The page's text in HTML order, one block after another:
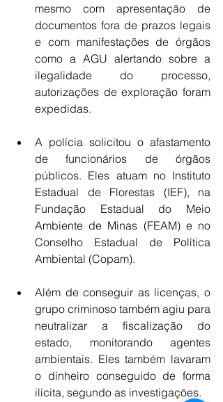
mesmo com apresentação de
documentos fora de prazos legais
e com manifestações de órgãos
como a AGU alertando sobre a
ilegalidade do processo,
autorizações de exploração foram
expedidas.
A polícia solicitou o afastamento
de funcionários de órgãos
públicos. Eles atuam no Instituto
Estadual de Florestas (IEF), na
Fundação Estadual do Meio
Ambiente de Minas (FEAM) e no
Conselho Estadual de Política
Ambiental (Copam).
Além de conseguir as licenças, o
grupo criminoso também agiu para
neutralizar a fiscalização do
estado, monitorando agentes
ambientais. Eles também lavaram
o dinheiro conseguido de forma
ilícita, segundo as investigações.